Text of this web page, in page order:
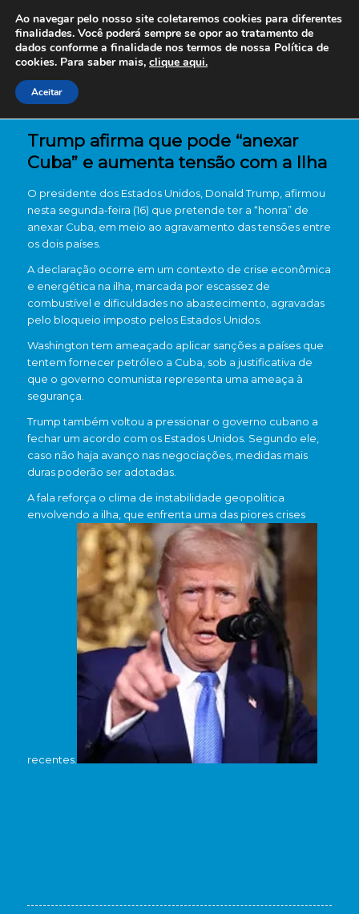
Trump afirma que pode “anexar
Cuba” e aumenta tensão com a Ilha
O presidente dos Estados Unidos, Donald Trump , afirmou
nesta segunda-feira (16) que pretende ter a “honra” de
anexar Cuba , em meio ao agravamento das tensões entre
os dois países.
A declaração ocorre em um contexto de crise econômica
e energética na ilha, marcada por escassez de
combustível e dificuldades no abastecimento, agravadas
pelo bloqueio imposto pelos Estados Unidos.
Washington tem ameaçado aplicar sanções a países que
tentem fornecer petróleo a Cuba, sob a justificativa de
que o governo comunista representa uma ameaça à
segurança.
Trump também voltou a pressionar o governo cubano a
fechar um acordo com os Estados Unidos. Segundo ele,
caso não haja avanço nas negociações, medidas mais
duras poderão ser adotadas.
A fala reforça o clima de instabilidade geopolítica
envolvendo a ilha, que enfrenta uma das piores crises
recentes.
Ao navegar pelo nosso site coletaremos cookies para diferentes
finalidades. Você poderá sempre se opor ao tratamento de
dados conforme a finalidade nos termos de nossa Política de
cookies. Para saber mais, clique aqui.
Aceitar